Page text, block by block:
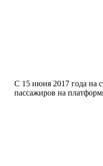
С 15 июня 2017 года на
пассажиров на